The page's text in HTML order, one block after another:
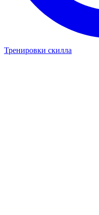
Тренировки скилла